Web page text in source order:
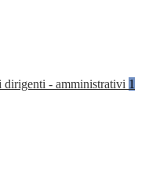
dirigenti - amministrativi 1